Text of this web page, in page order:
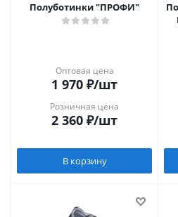
Полуботинки "ПРОФИ"
Оптовая цена
1 970 ₽/шт
Розничная цена
2 360 ₽/шт
В корзину